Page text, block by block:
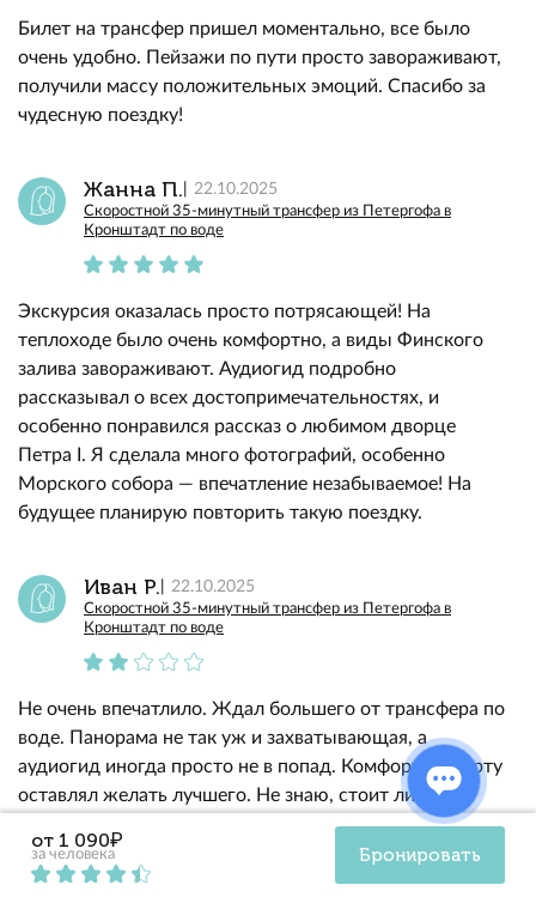
Билет на трансфер пришел моментально, все было
очень удобно. Пейзажи по пути просто завораживают,
получили массу положительных эмоций. Спасибо за
чудесную поездку!
Жанна П. 22.10.2025
Скоростной 35-минутный трансфер из Петергофа в
Кронштадт по воде
Экскурсия оказалась просто потрясающей! На
теплоходе было очень комфортно, а виды Финского
залива завораживают. Аудиогид подробно
рассказывал о всех достопримечательностях, и
особенно понравился рассказ о любимом дворце
Петра I. Я сделала много фотографий, особенно
Морского собора — впечатление незабываемое! На
будущее планирую повторить такую поездку.
Иван Р. 22.10.2025
Скоростной 35-минутный трансфер из Петергофа в
Кронштадт по воде
Не очень впечатлило. Ждал большего от трансфера по
воде. Панорама не так уж и захватывающая, а
аудиогид иногда просто не в попад. Комфорт на борту
оставлял желать лучшего. Не знаю, стоит ли
от 1 090₽
за человека Бронировать